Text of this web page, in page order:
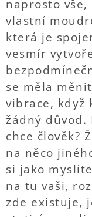
naprosto
vlastní
která je
vesmír
se měla
vibrace, když
žádný důvod.
chce člověk?
na něco
si jako
na tu vaši,
zde existuje,